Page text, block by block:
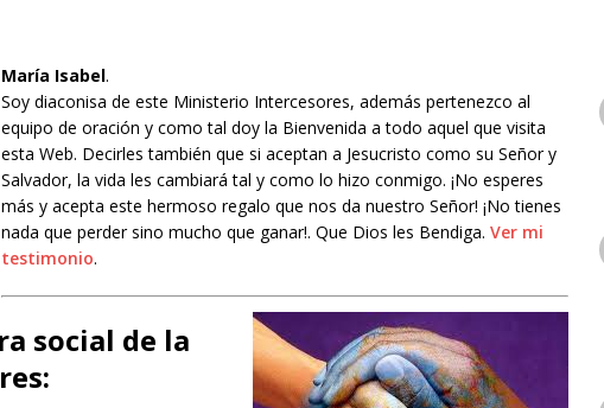
2023 ]
María Isabel.
Soy diaconisa de este Ministerio Intercesores, además pertenezco al
equipo de oración y como tal doy la Bienvenida a todo aquel que visita
esta Web. Decirles también que si aceptan a Jesucristo como su Señor y
Salvador, la vida les cambiará tal y como lo hizo conmigo. ¡No esperes
más y acepta este hermoso regalo que nos da nuestro Señor! ¡No tienes
nada que perder sino mucho que ganar!. Que Dios les Bendiga. Ver mi
testimonio.
social de la